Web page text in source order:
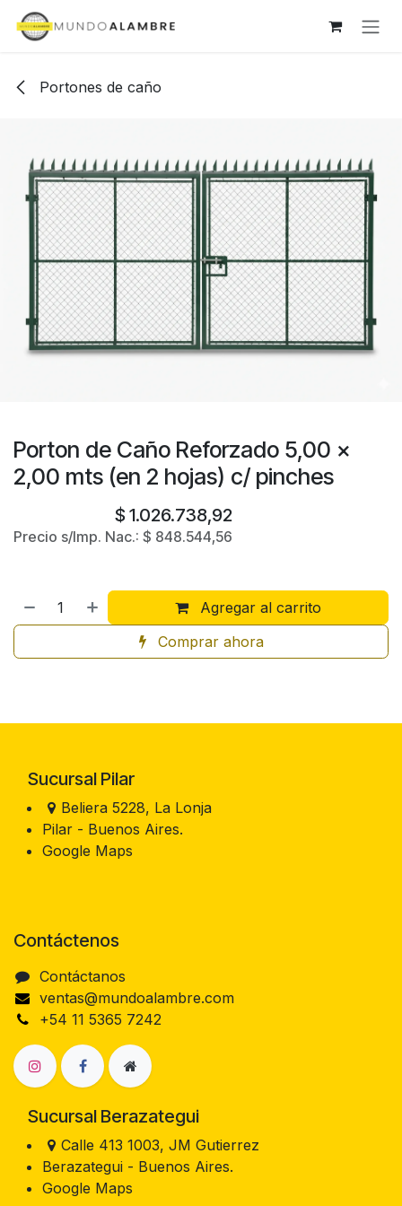
Ir al contenido
Portones de caño
Porton de Caño Reforzado 5,00 x
2,00 mts (en 2 hojas) c/ pinches
$ 1.026.738,92
Precio s/Imp. Nac.: $ 848.544,56
Agregar al carrito
Comprar ahora
Sucursal Pilar
Beliera 5228, La Lonja
Pilar - Buenos Aires.
Google Maps
Contáctenos
Contáctanos
ventas@mundoalambre.com
+54 11 5365 7242
Sucursal Berazategui
Calle 413 1003, JM Gutierrez
Berazategui - Buenos Aires.
Google Maps